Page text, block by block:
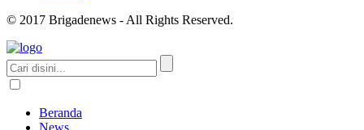
© 2017 Brigadenews - All Rights Reserved.
Beranda
News